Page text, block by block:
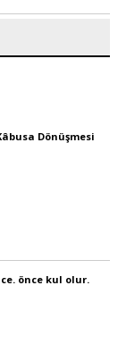
Dönüşmesi
önce kul olur.